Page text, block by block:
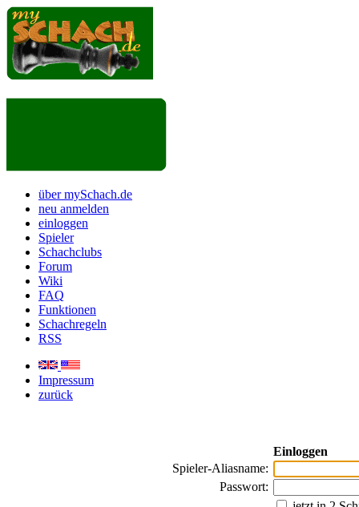
über mySchach.de
neu anmelden
einloggen
Spieler
Schachclubs
Forum
Wiki
FAQ
Funktionen
Schachregeln
RSS
Impressum
zurück
Einloggen
Spieler-Aliasname:
Passwort: